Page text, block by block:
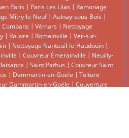
Paris | Paris Les Lilas | Ramonage
Mitry-le-Neuf| Aulnay-sous-Bois |
Compans | Vémars | Nettoyage
| Rouvre | Romainville | Ver-sur-
| Nettoyage Nanteuil-le-Haudouin |
| Couvreur Émerainville | Neuilly-
| Saint Pathus | Couvreur Saint
| Dammartin-en-Goële | Toiture
Dammartin-en-Goële | Couverture